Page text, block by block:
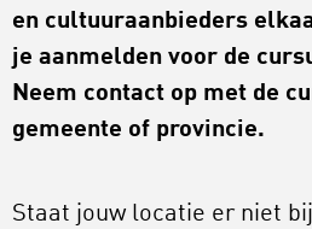
en cultuuraanbieders
je aanmelden voor de
Neem contact op met de
gemeente of provincie.
Staat jouw locatie er niet